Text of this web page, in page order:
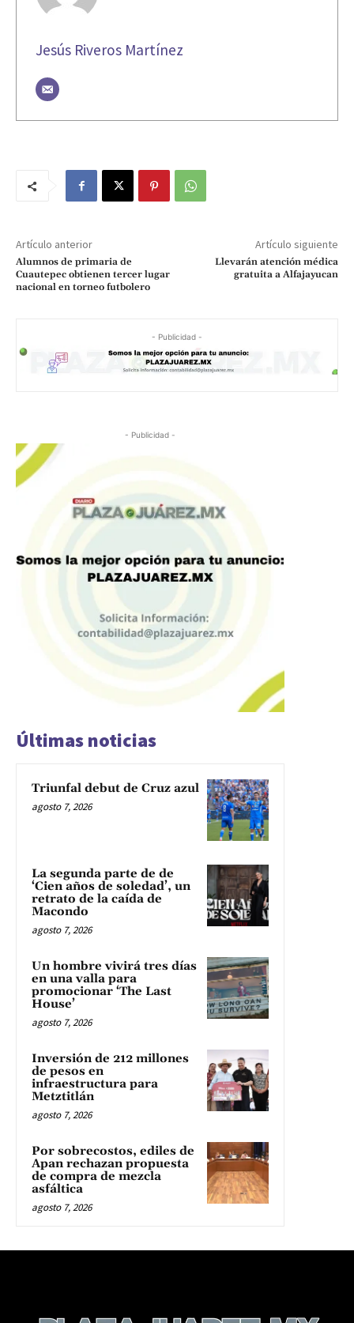
Jesús Riveros Martínez
Artículo anterior
Alumnos de primaria de
Cuautepec obtienen tercer lugar
nacional en torneo futbolero
Artículo siguiente
Llevarán atención médica
gratuita a Alfajayucan
- Publicidad -
- Publicidad -
Últimas noticias
Triunfal debut de Cruz azul
agosto 7, 2026
La segunda parte de de
‘Cien años de soledad’, un
retrato de la caída de
Macondo
agosto 7, 2026
Un hombre vivirá tres días
en una valla para
promocionar ‘The Last
House’
agosto 7, 2026
Inversión de 212 millones
de pesos en
infraestructura para
Metztitlán
agosto 7, 2026
Por sobrecostos, ediles de
Apan rechazan propuesta
de compra de mezcla
asfáltica
agosto 7, 2026